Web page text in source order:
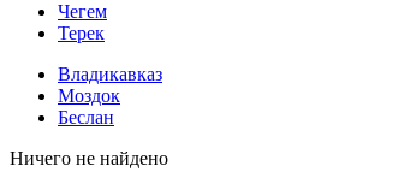
Чегем
Терек
Владикавказ
Моздок
Беслан
Ничего не найдено